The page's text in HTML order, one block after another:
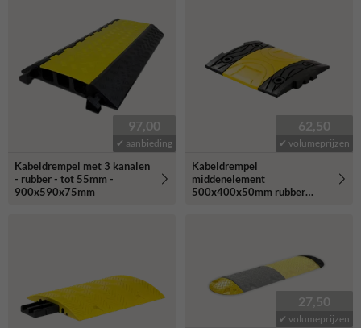
97,00
✔ aanbieding
Kabeldrempel met 3 kanalen
- rubber - tot 55mm -
900x590x75mm
62,50
✔ volumeprijzen
Kabeldrempel
middenelement
500x400x50mm rubber
27,50
✔ volumeprijzen